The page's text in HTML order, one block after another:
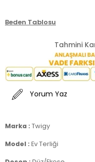
Beden Tablosu
Tahmini
Yorum Yaz
Marka : Twigy
Model : Ev Terliği